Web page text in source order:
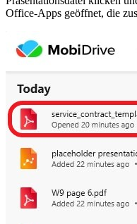
Office-Apps geöffnet, die